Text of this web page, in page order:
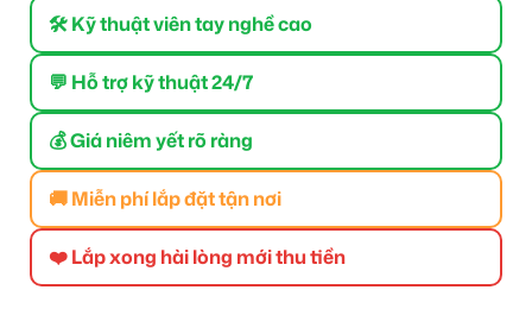
🛠 Kỹ thuật viên tay nghề cao
💬 Hỗ trợ kỹ thuật 24/7
💰 Giá niêm yết rõ ràng
🚚 Miễn phí lắp đặt tận nơi
❤️ Lắp xong hài lòng mới thu tiền